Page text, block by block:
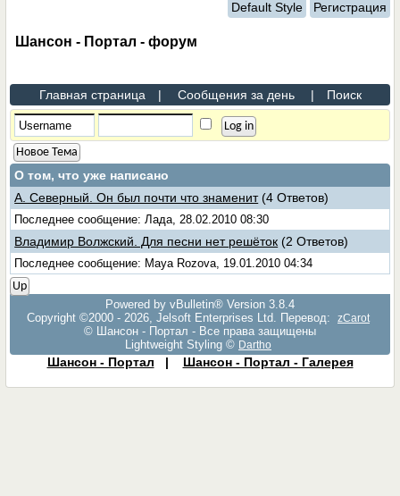
Default Style Регистрация
Шансон - Портал - форум
Главная страница | Сообщения за день | Поиск
Новое Тема
О том, что уже написано
А. Северный. Он был почти что знаменит (4 Ответов)
Последнее сообщение: Лада, 28.02.2010 08:30
Владимир Волжский. Для песни нет решёток (2 Ответов)
Последнее сообщение: Maya Rozova, 19.01.2010 04:34
Up
Powered by vBulletin® Version 3.8.4
Copyright ©2000 - 2026, Jelsoft Enterprises Ltd. Перевод:
zCarot
© Шансон - Портал - Все права защищены
Lightweight Styling © Dartho
Шансон - Портал | Шансон - Портал - Галерея